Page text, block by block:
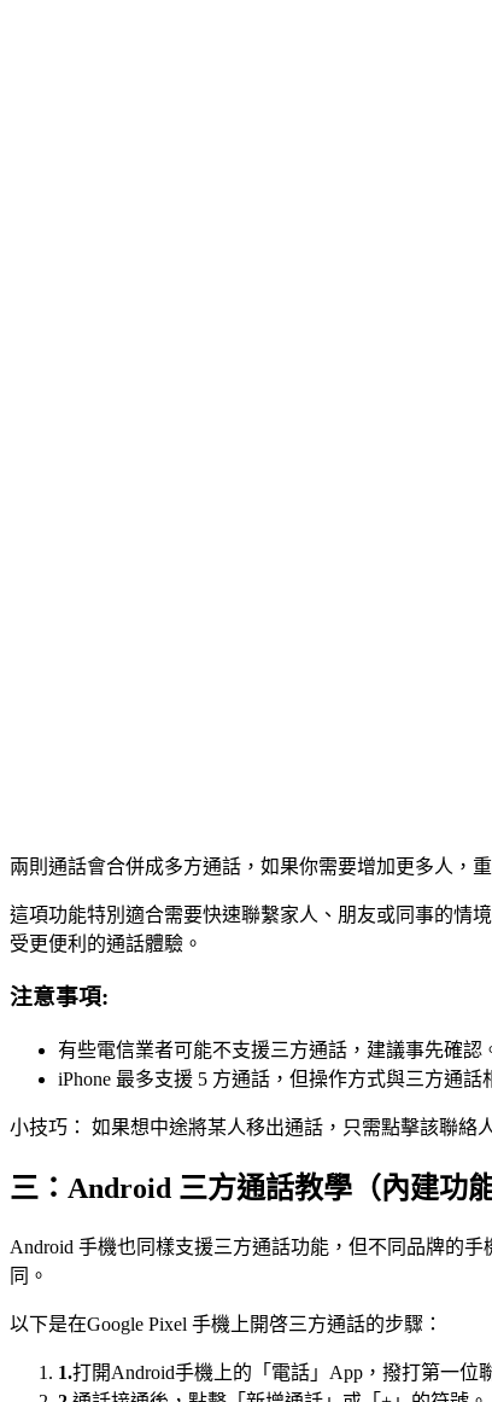
兩則通話會合併成多方通話，如果你需要增加更多人，
這項功能特別適合需要快速聯繫家人、朋友或同事的情
受更便利的通話體驗。
注意事項:
有些電信業者可能不支援三方通話，建議事先確認
iPhone 最多支援 5 方通話，但操作方式與三方通話
小技巧： 如果想中途將某人移出通話，只需點擊該聯絡
三：Android 三方通話教學（內建功能
Android 手機也同樣支援三方通話功能，但不同品牌的
同。
以下是在Google Pixel 手機上開啓三方通話的步驟：
1.打開Android手機上的「電話」App，撥打第一位